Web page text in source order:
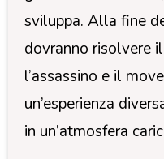
sviluppa. Alla fine
dovranno risolvere
l’assassino e il
un’esperienza
in un’atmosfera